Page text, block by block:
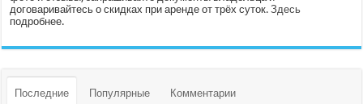
договаривайтесь о скидках при аренде от трёх суток.Здесь
подробнее.
Последние Популярные Комментарии